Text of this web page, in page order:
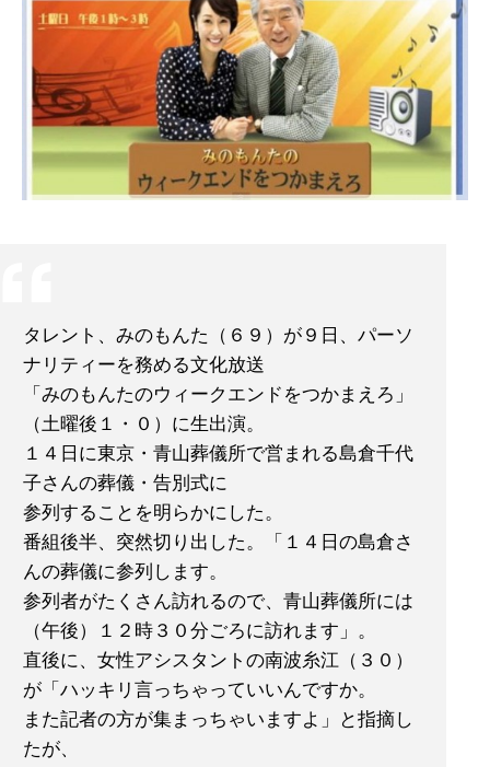
タレント、みのもんた（６９）が９日、パーソ
ナリティーを務める文化放送
「みのもんたのウィークエンドをつかまえろ」
（土曜後１・０）に生出演。
１４日に東京・青山葬儀所で営まれる島倉千代
子さんの葬儀・告別式に
参列することを明らかにした。
番組後半、突然切り出した。「１４日の島倉さ
んの葬儀に参列します。
参列者がたくさん訪れるので、青山葬儀所には
（午後）１２時３０分ごろに訪れます」。
直後に、女性アシスタントの南波糸江（３０）
が「ハッキリ言っちゃっていいんですか。
また記者の方が集まっちゃいますよ」と指摘し
たが、